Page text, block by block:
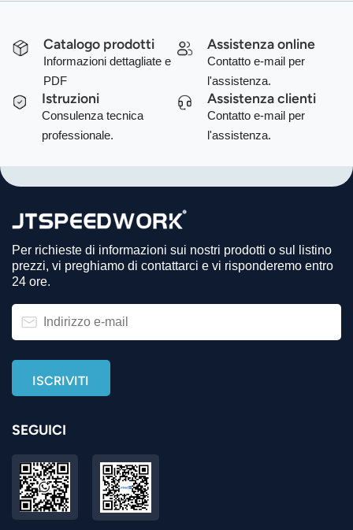
Catalogo prodotti
Informazioni dettagliate e
PDF
Assistenza online
Contatto e-mail per
l'assistenza.
Istruzioni
Consulenza tecnica
professionale.
Assistenza clienti
Contatto e-mail per
l'assistenza.
Per richieste di informazioni sui nostri prodotti o sul listino
prezzi, vi preghiamo di contattarci e vi risponderemo entro
24 ore.
SEGUICI